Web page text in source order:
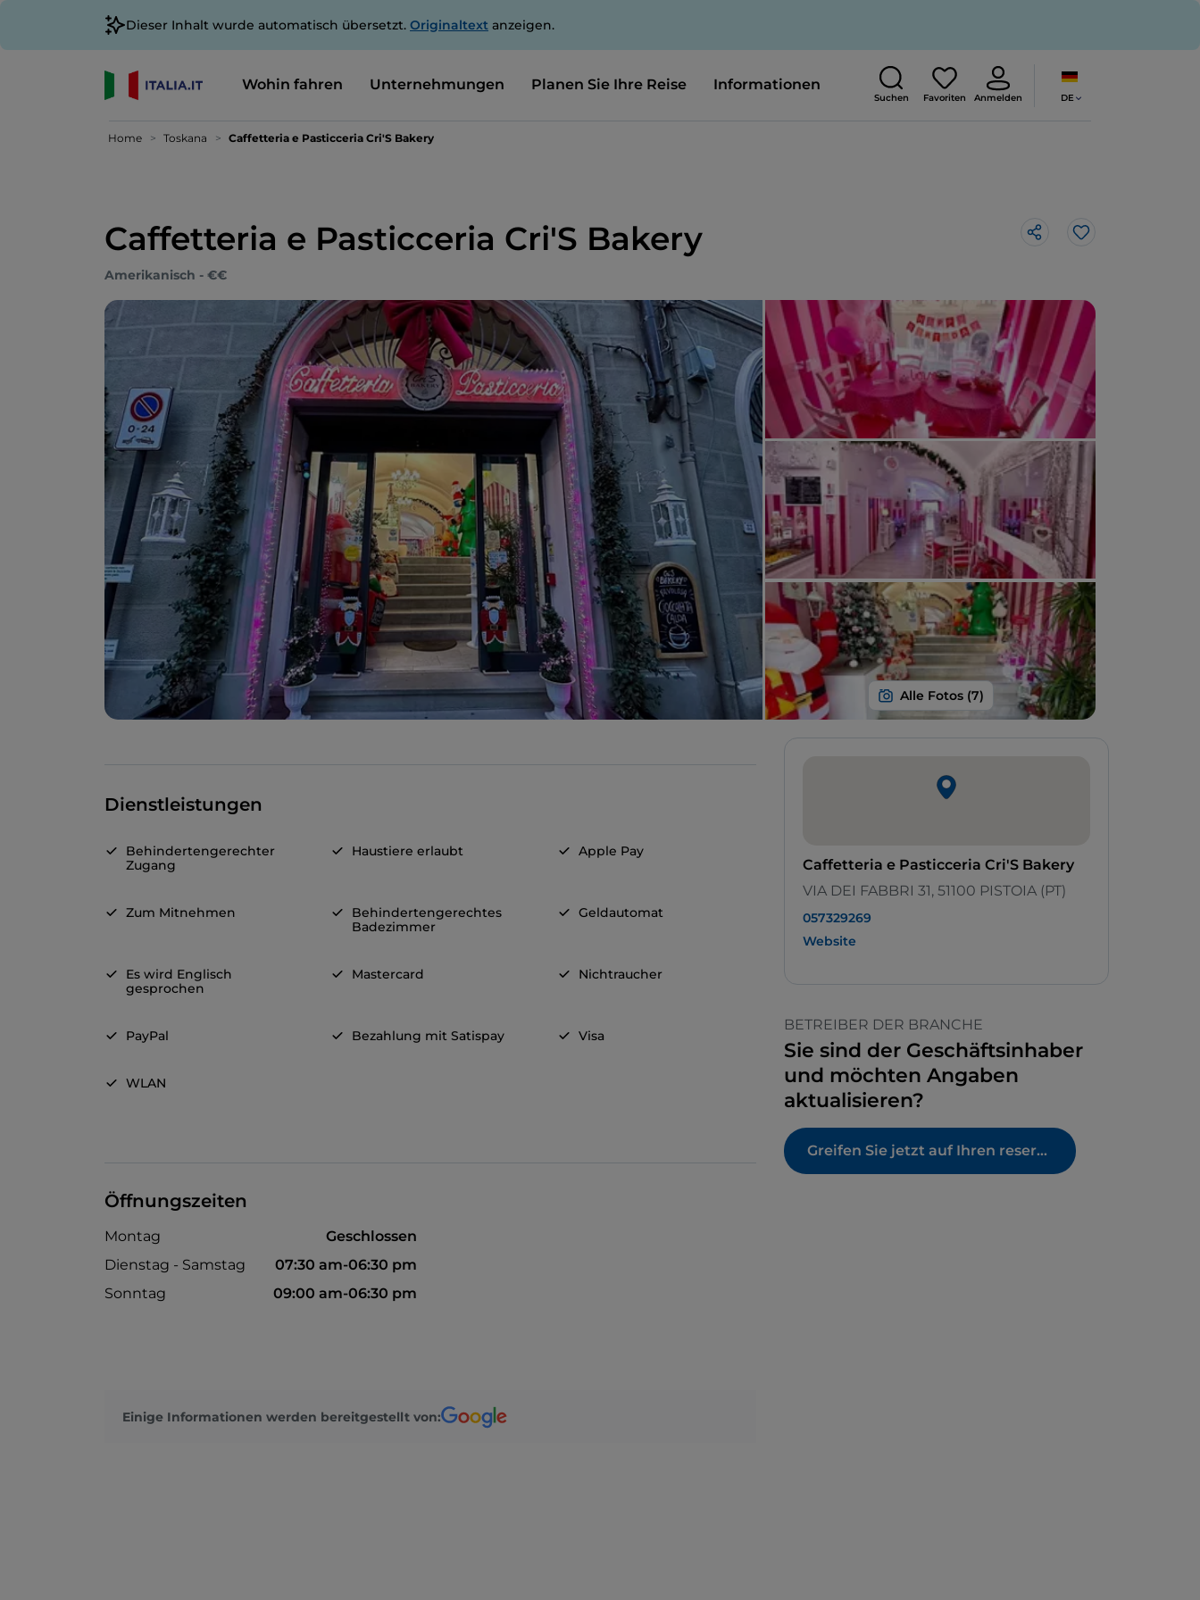
Dieser Inhalt wurde automatisch übersetzt. Originaltext anzeigen.
Wohin fahren Unternehmungen Planen Sie Ihre Reise Informationen
Suchen Favoriten Anmelden DE
Home Toskana Caffetteria e Pasticceria Cri'S Bakery
Caffetteria e Pasticceria Cri'S Bakery Like
Amerikanisch - €€
Dienstleistungen
Behindertengerechter
Zugang
Haustiere erlaubt Apple Pay
Zum Mitnehmen
Behindertengerechtes
Badezimmer
Geldautomat
Es wird Englisch
gesprochen
Mastercard Nichtraucher
PayPal Bezahlung mit Satispay Visa
WLAN
Öffnungszeiten
Montag
Geschlossen
Dienstag - Samstag
07:30 am-06:30 pm
Sonntag
09:00 am-06:30 pm
Einige Informationen werden bereitgestellt von:
Caffetteria e Pasticceria Cri'S Bakery
VIA DEI FABBRI 31, 51100 PISTOIA (PT)
057329269
Website
BETREIBER DER BRANCHE
Sie sind der Geschäftsinhaber
und möchten Angaben
aktualisieren?
Greifen Sie jetzt auf Ihren reservierten Bereich zu